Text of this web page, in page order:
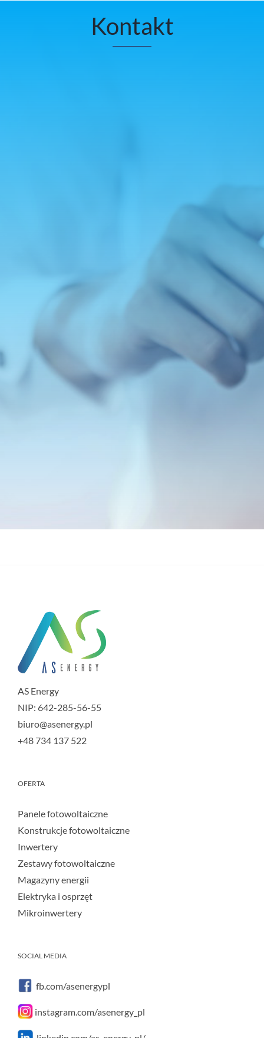
Kontakt
AS Energy
NIP: 642-285-56-55
biuro@asenergy.pl
+48 734 137 522
OFERTA
Panele fotowoltaiczne
Konstrukcje fotowoltaiczne
Inwertery
Zestawy fotowoltaiczne
Magazyny energii
Elektryka i osprzęt
Mikroinwertery
SOCIAL MEDIA
fb.com/asenergypl
instagram.com/asenergy_pl